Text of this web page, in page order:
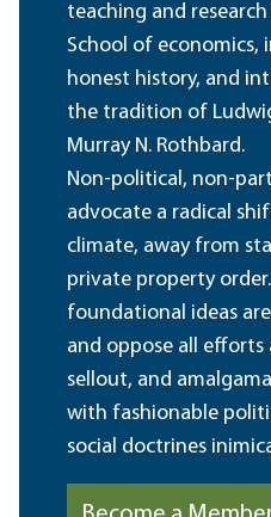
teaching and
School of economics,
honest history, and
the tradition of
Murray N. Rothbard.
Non-political, non-
advocate a radical
climate, away from
private property
foundational ideas
and oppose all efforts
sellout, and
with fashionable
social doctrines